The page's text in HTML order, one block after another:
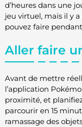
d’heures dans une
jeu virtuel, mais il y
pouvez faire
Aller faire
Avant de mettre
l’application
proximité, et
parcourir en 15
ramassage des